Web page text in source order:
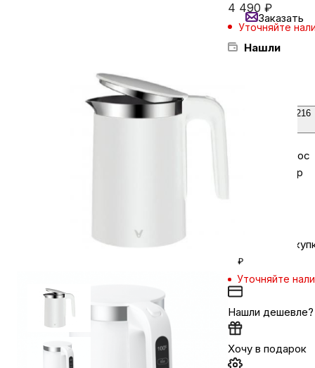
Бытовая техника
Сумки и чемоданы
Для домашних питомцев
Умный дом и безопасность
Автомобильные аксессуары
4 490 ₽
Уточняйте
Нашли
Заказать
Кредит от 216
Задайте вопрос
в мессенджер
Кешбэк за
₽
Уточняйте
Нашли дешевле?
Хочу в подарок